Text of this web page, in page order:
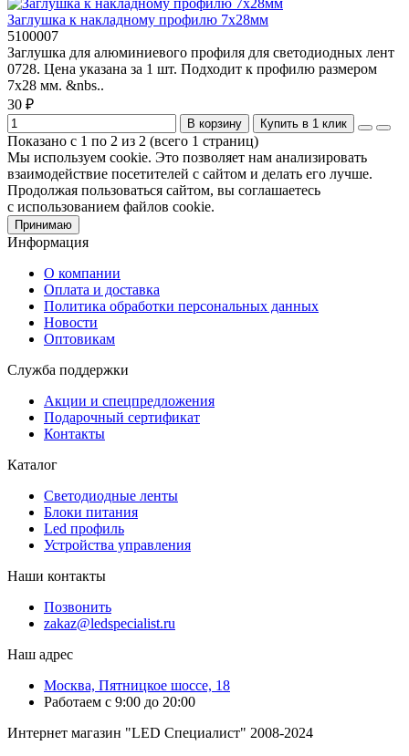
Заглушка к накладному профилю 7х28мм
5100007
Заглушка для алюминиевого профиля для светодиодных лент
0728. Цена указана за 1 шт. Подходит к профилю размером
7х28 мм. &nbs..
30 ₽
В корзину Купить в 1 клик
Показано с 1 по 2 из 2 (всего 1 страниц)
Мы используем cookie. Это позволяет нам анализировать
взаимодействие посетителей с сайтом и делать его лучше.
Продолжая пользоваться сайтом, вы соглашаетесь
с использованием файлов cookie.
Принимаю
Информация
О компании
Оплата и доставка
Политика обработки персональных данных
Новости
Оптовикам
Служба поддержки
Акции и спецпредложения
Подарочный сертификат
Контакты
Каталог
Светодиодные ленты
Блоки питания
Led профиль
Устройства управления
Наши контакты
Позвонить
zakaz@ledspecialist.ru
Наш адрес
Москва, Пятницкое шоссе, 18
Работаем с 9:00 до 20:00
Интернет магазин "LED Специалист" 2008-2024